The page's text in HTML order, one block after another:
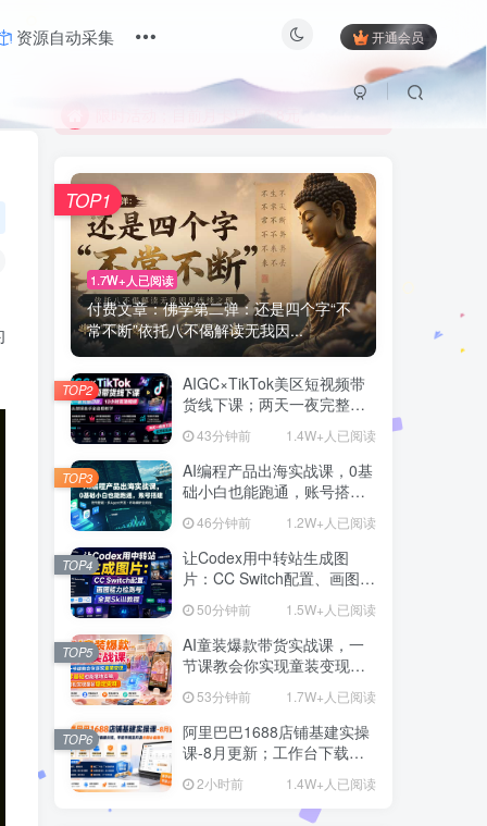
资源自动采集 开通会员
限时活动；目前月卡只需6.8元
有问题联系及时联系站长
限时活动；目前月卡只需6.8元
1.7W+人已阅读
付费文章：佛学第二弹：还是四个字“不
常不断”依托八不偈解读无我因...
TOP1
AIGC×TikTok美区短视频带
货线下课；两天一夜完整回
部操盘手全流程教学
43分钟前 1.4W+人已阅读
TOP2
AI编程产品出海实战课，0基
础小白也能跑通，账号搭
建・多Agent开发・市场调研
全流程，月入千刀跨境变现
教程(更新)
46分钟前 1.2W+人已阅读
TOP3
让Codex用中转站生成图
片：CC Switch配置、画图能
力检测与全局Skill教程
50分钟前 1.5W+人已阅读
TOP4
AI童装爆款带货实战课，一
节课教会你实现童装变现，
零基础也能落地实操
53分钟前 1.7W+人已阅读
TOP5
阿里巴巴1688店铺基建实操
课-8月更新；工作台下载到
旺铺装修客服分流，手把手
搞定开店全部必备操作
2小时前 1.4W+人已阅读
TOP6